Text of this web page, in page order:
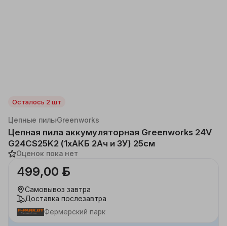
Осталось 2 шт
Каталог
Дача, сад
Садовая техника
Цепные пилыGreenworks
Цепная пила аккумуляторная Greenworks 24V
G24CS25K2 (1хАКБ 2Ач и ЗУ) 25см
Оценок пока нет
499,00 ƃ
Самовывоз завтра
Доставка послезавтра
Фермерский парк